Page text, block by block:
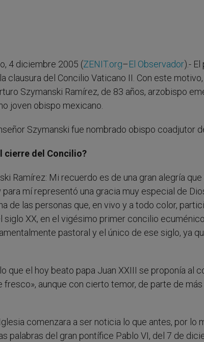
4 diciembre 2005 (ZENIT.org–El Observador).-
clausura del Concilio Vaticano II. Con este motivo,
Szymanski Ramírez, de 83 años, arzobispo
joven obispo mexicano.
Szymanski fue nombrado obispo coadjutor
cierre del Concilio?
Ramírez: Mi recuerdo es de una gran alegría
mí representó una gracia muy especial de
de las personas que, en vivo y a todo color,
XX, en el vigésimo primer concilio
pastoral y el único de ese siglo, ya
que el hoy beato papa Juan XXIII se proponía al
fresco», aunque con cierto temor, de parte de
comenzara a ser noticia lo que antes, por lo
palabras del gran pontífice Pablo VI, del 7 de